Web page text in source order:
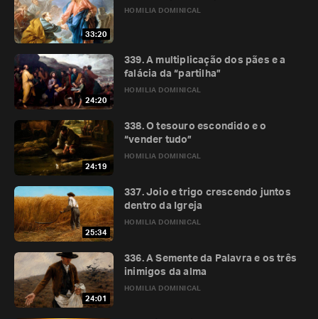
33:20
HOMILIA DOMINICAL
24:20
HOMILIA DOMINICAL
339. A multiplicação dos pães e a
falácia da “partilha”
24:19
HOMILIA DOMINICAL
338. O tesouro escondido e o
“vender tudo”
25:34
HOMILIA DOMINICAL
337. Joio e trigo crescendo juntos
dentro da Igreja
24:01
HOMILIA DOMINICAL
336. A Semente da Palavra e os três
inimigos da alma